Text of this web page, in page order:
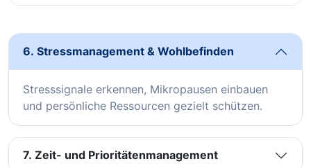
6. Stressmanagement & Wohlbefinden
Stresssignale erkennen, Mikropausen einbauen
und persönliche Ressourcen gezielt schützen.
7. Zeit- und Prioritätenmanagement